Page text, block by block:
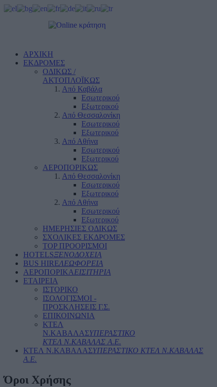
ΑΡΧΙΚΗ
ΕΚΔΡΟΜΕΣ
ΟΔΙΚΩΣ /
ΑΚΤΟΠΛΟΪΚΩΣ
Από Καβάλα
Εσωτερικού
Εξωτερικού
Από Θεσσαλονίκη
Εσωτερικού
Εξωτερικού
Από Αθήνα
Εσωτερικού
Εξωτερικού
ΑΕΡΟΠΟΡΙΚΩΣ
Από Θεσσαλονίκη
Εσωτερικού
Εξωτερικού
Από Αθήνα
Εσωτερικού
Εξωτερικού
ΗΜΕΡΗΣΙΕΣ ΟΔΙΚΩΣ
ΣΧΟΛΙΚΕΣ ΕΚΔΡΟΜΕΣ
TOP ΠΡΟΟΡΙΣΜΟΙ
HOTELSΞΕΝΟΔΟΧΕΙΑ
BUS HIREΛΕΩΦΟΡΕΙΑ
ΑΕΡΟΠΟΡΙΚΑΕΙΣΙΤΗΡΙΑ
ΕΤΑΙΡΕΙΑ
ΙΣΤΟΡΙΚΟ
ΙΣΟΛΟΓΙΣΜΟΙ -
ΠΡΟΣΚΛΗΣΕΙΣ Γ.Σ.
ΕΠΙΚΟΙΝΩΝΙΑ
ΚΤΕΛ
Ν.ΚΑΒΑΛΑΣΥΠΕΡΑΣΤΙΚΟ
ΚΤΕΛ N.ΚΑΒΑΛΑΣ Α.Ε.
ΚΤΕΛ Ν.ΚΑΒΑΛΑΣΥΠΕΡΑΣΤΙΚΟ ΚΤΕΛ N.ΚΑΒΑΛΑΣ
Α.Ε.
Όροι Χρήσης